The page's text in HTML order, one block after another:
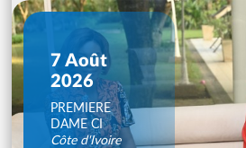
7 Août
2026
PREMIERE
DAME CI
Côte d'Ivoire